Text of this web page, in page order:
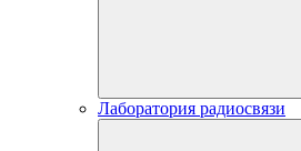
Лаборатория радиосвязи